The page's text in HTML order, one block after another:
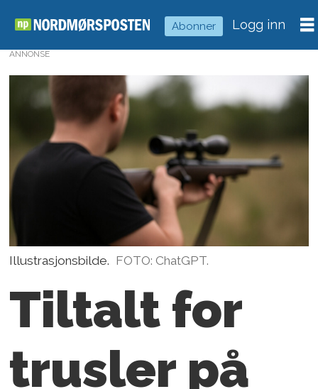
Abonner Logg inn
ANNONSE
Illustrasjonsbilde. FOTO: ChatGPT.
Tiltalt for
trusler på